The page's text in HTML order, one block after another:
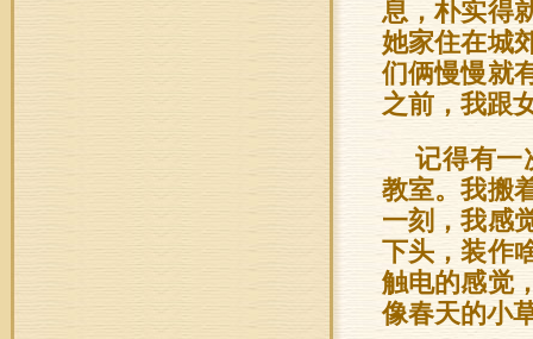
息，朴实得
她家住在城
们俩慢慢就
之前，我跟
记得有一
教室。我搬
一刻，我感
下头，装作
触电的感觉
像春天的小